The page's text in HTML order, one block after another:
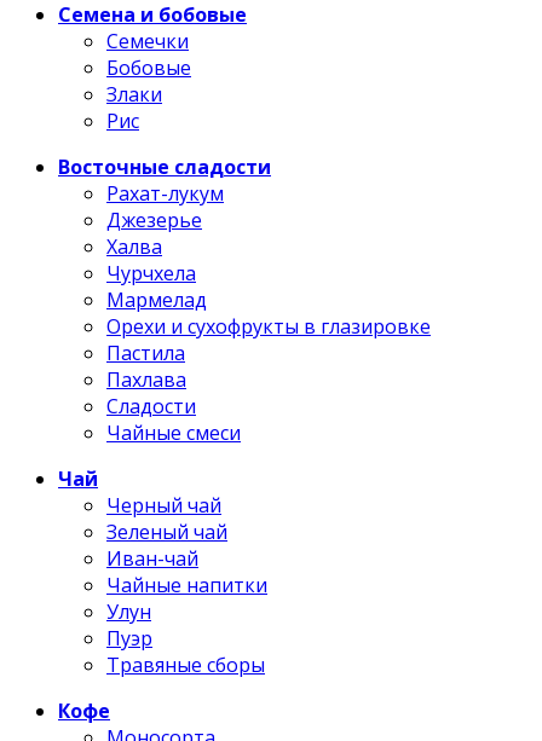
Семена и бобовые
Семечки
Бобовые
Злаки
Рис
Восточные сладости
Рахат-лукум
Джезерье
Халва
Чурчхела
Мармелад
Орехи и сухофрукты в глазировке
Пастила
Пахлава
Сладости
Чайные смеси
Чай
Черный чай
Зеленый чай
Иван-чай
Чайные напитки
Улун
Пуэр
Травяные сборы
Кофе